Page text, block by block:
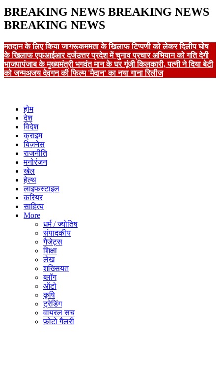
BREAKING NEWS BREAKING NEWS
BREAKING NEWS
मतदान के लिए किया जागरूकममता के खिलाफ टिप्पणी को लेकर दिलीप घोष
के खिलाफ एफआईआर दर्जउत्तर प्रदेश में चुनाव प्रचार अभियान को गति देगी
भाजपापंजाब के मुख्यमंत्री भगवंत मान के घर गूंजी किलकारी, पत्नी ने दिया बेटी
को जन्मअजय देवगन की फिल्म 'मैदान' का नया गाना रिलीज
होम
देश
विदेश
क्राइम
बिज़नेस
राजनीति
मनोरंजन
खेल
हेल्थ
लाइफस्टाइल
करियर
साहित्य
More
धर्म / ज्योतिष
संपादकीय
गैजेट्स
शिक्षा
लेख
शख्सियत
ब्लॉग
ऑटो
कृषि
ट्रेडिंग
वायरल सच
फ़ोटो गैलरी